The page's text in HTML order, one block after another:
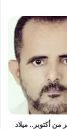
من أكتوبر.. ميلاد